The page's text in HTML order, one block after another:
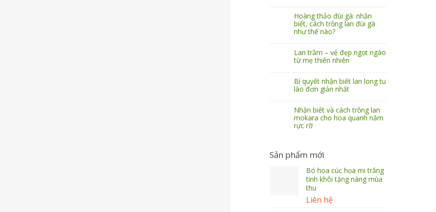
Hoàng thảo đùi gà: nhận
biết, cách trồng lan đùi gà
như thế nào?
Lan trầm – vẻ đẹp ngọt ngào
từ mẹ thiên nhiên
Bí quyết nhận biết lan long tu
lào đơn giản nhất
Nhận biết và cách trồng lan
mokara cho hoa quanh năm
rực rỡ
Sản phẩm mới
Bó hoa cúc họa mi trắng
tinh khôi tặng nàng mùa
thu
Liên hệ